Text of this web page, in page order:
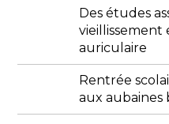
Des études
vieillissement
auriculaire
Rentrée
aux aubaines